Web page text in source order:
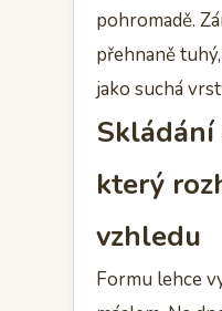
pohromadě.
přehnaně
jako suchá
Skládání
který
vzhledu
Formu lehce